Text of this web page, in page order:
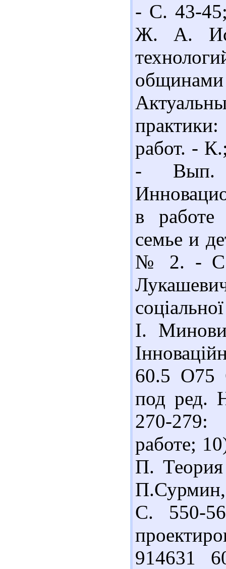
- С. 43-
Ж. А.
работ. -
- Вып.
в работе
семье и
№ 2. - С.
І.
60.5 О75
под ред.
270-
работе;
П.
С. 550-
914631